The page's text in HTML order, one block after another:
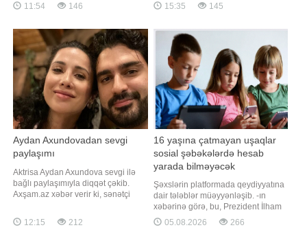
sursat çatışmazlığının aradan
keçiriləcək. xəbər verir ki, bu barədə
NBC News məlumat yayıb.
Telekanalın məlumatına görə,
Müdafiə Nazirliyinin ikinc
11:54 146
də Abşeron rayonu üzrə bu ayın
tutulub. BİG.AZ xəbər verir ki, bu
barədə Dövlət Sosial Müdafiə
Fondu məluma
15:35 145
Aydan Axundovadan sevgi
paylaşımı
Aktrisa Aydan Axundova sevgi ilə
bağlı paylaşımıyla diqqət çəkib.
Axşam.az xəbər verir ki, sənətçi
çətin günlərdə özünü göstərdiyini
vurğulayan fikirlər yazıb. "Dünya
12:15 212
16 yaşına çatmayan uşaqlar
sosial şəbəkələrdə hesab
yarada bilməyəcək
Şəxslərin platformada qeydiyyatına
dair tələblər müəyyənləşib. -ın
xəbərinə görə, bu, Prezident İlham
Əliyevin tətbiqi barədə Fərman
imzaladığı "İnformasiya,
05.08.2026 266